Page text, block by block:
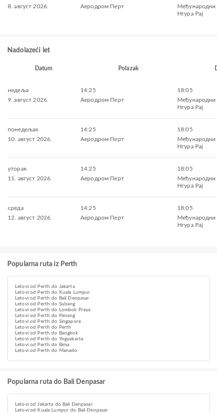
8. август 2026.
Аеродром Перт
Међународни
Нгура Рај
Nadolazeći let
Datum Polazak
недеља
9. август 2026.
14:25
Аеродром Перт
18:05
Међународни
Нгура Рај
понедељак
10. август 2026.
14:25
Аеродром Перт
18:05
Међународни
Нгура Рај
уторак
11. август 2026.
14:25
Аеродром Перт
18:05
Међународни
Нгура Рај
среда
12. август 2026.
14:25
Аеродром Перт
18:05
Међународни
Нгура Рај
Popularna ruta iz Perth
Letovi od Perth do Jakarta
Letovi od Perth do Kuala Lumpur
Letovi od Perth do Bali Denpasar
Letovi od Perth do Subang
Letovi od Perth do Lombok Praya
Letovi od Perth do Penang
Letovi od Perth do Singapore
Letovi od Perth do Perth
Letovi od Perth do Bangkok
Letovi od Perth do Yogyakarta
Letovi od Perth do Bima
Letovi od Perth do Manado
Popularna ruta do Bali Denpasar
Letovi od Jakarta do Bali Denpasar
Letovi od Kuala Lumpur do Bali Denpasar